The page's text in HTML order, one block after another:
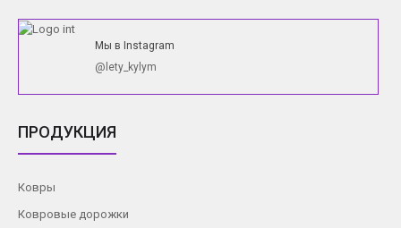
Мы в Instagram
@lety_kylym
ПРОДУКЦИЯ
Ковры
Ковровые дорожки